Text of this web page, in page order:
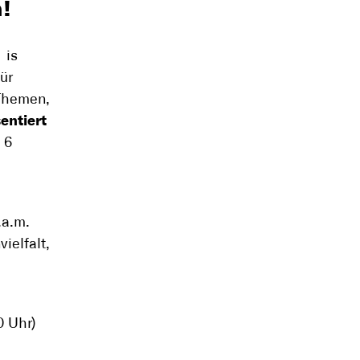
is
6
Uhr)